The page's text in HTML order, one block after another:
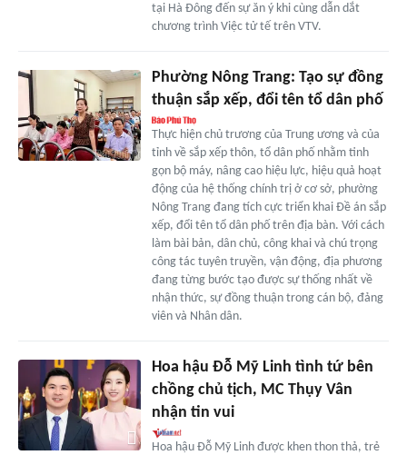
tại Hà Đông đến sự ăn ý khi cùng dẫn dắt
chương trình Việc tử tế trên VTV.
Phường Nông Trang: Tạo sự đồng
thuận sắp xếp, đổi tên tổ dân phố
Thực hiện chủ trương của Trung ương và của
tỉnh về sắp xếp thôn, tổ dân phố nhằm tinh
gọn bộ máy, nâng cao hiệu lực, hiệu quả hoạt
động của hệ thống chính trị ở cơ sở, phường
Nông Trang đang tích cực triển khai Đề án sắp
xếp, đổi tên tổ dân phố trên địa bàn. Với cách
làm bài bản, dân chủ, công khai và chú trọng
công tác tuyên truyền, vận động, địa phương
đang từng bước tạo được sự thống nhất về
nhận thức, sự đồng thuận trong cán bộ, đảng
viên và Nhân dân.
Hoa hậu Đỗ Mỹ Linh tình tứ bên
chồng chủ tịch, MC Thụy Vân
nhận tin vui
Hoa hậu Đỗ Mỹ Linh được khen thon thả, trẻ